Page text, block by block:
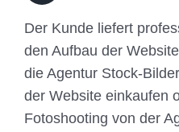
Der Kunde liefert
den Aufbau der
die Agentur Stock-
der Website einkaufen
Fotoshooting von der